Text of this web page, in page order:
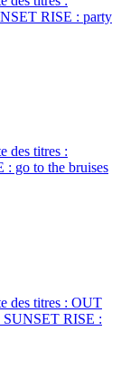
RISE : party
des titres :
go to the bruises
des titres : OUT
RISE :